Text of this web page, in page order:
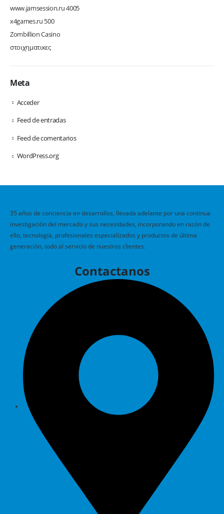
www.jamsession.ru 4005
x4games.ru 500
Zombillion Casino
στοιχηματικες
Meta
Acceder
Feed de entradas
Feed de comentarios
WordPress.org
35 años de conciencia en desarrollos, llevada adelante por una continua
investigación del mercado y sus necesidades, incorporando en razón de
ello, tecnología, profesionales especializados y productos de última
generación, todo al servicio de nuestros clientes.
Contactanos